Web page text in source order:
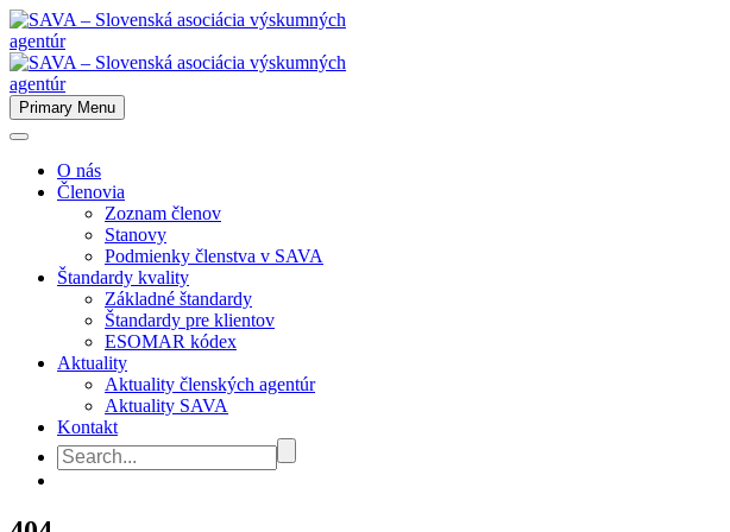
Primary Menu
O nás
Členovia
Zoznam členov
Stanovy
Podmienky členstva v SAVA
Štandardy kvality
Základné štandardy
Štandardy pre klientov
ESOMAR kódex
Aktuality
Aktuality členských agentúr
Aktuality SAVA
Kontakt